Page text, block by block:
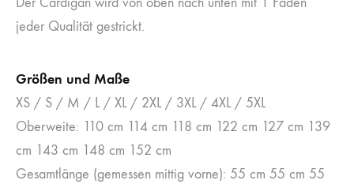
jeder Qualität gestrickt.
Größen und Maße
XS / S / M / L / XL / 2XL / 3XL / 4XL / 5XL
Oberweite: 110 cm 114 cm 118 cm 122 cm 127 cm 139
cm 143 cm 148 cm 152 cm
Gesamtlänge (gemessen mittig vorne): 55 cm 55 cm 55